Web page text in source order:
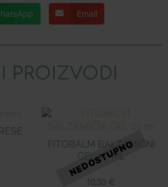
Email
PROIZVODI
FITOBALM BALZAMIČNI
GEL 50 ML
10,30 €